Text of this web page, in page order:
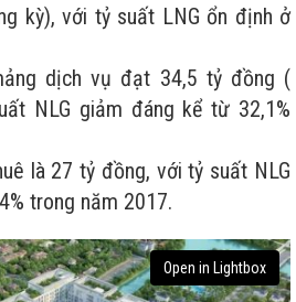
kỳ), với tỷ suất LNG ổn định ở
dịch vụ đạt 34,5 tỷ đồng (
NLG giảm đáng kể từ 32,1%
là 27 tỷ đồng, với tỷ suất NLG
trong năm 2017.
Open in Lightbox